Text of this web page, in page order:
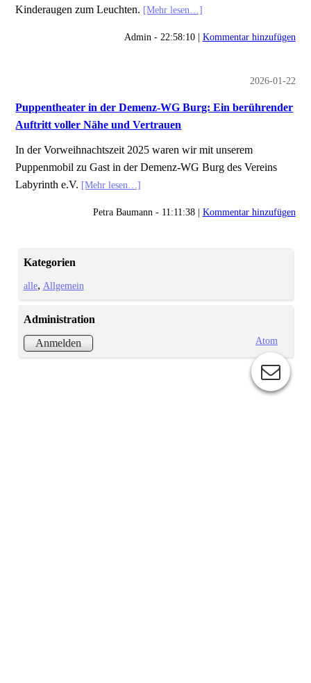
Kinderaugen zum Leuchten. [Mehr lesen…]
Admin - 22:58:10 | Kommentar hinzufügen
2026-01-22
Puppentheater in der Demenz-WG Burg: Ein berührender
Auftritt voller Nähe und Vertrauen
In der Vorweihnachtszeit 2025 waren wir mit unserem
Puppenmobil zu Gast in der Demenz-WG Burg des Vereins
Labyrinth e.V. [Mehr lesen…]
Petra Baumann - 11:11:38 | Kommentar hinzufügen
Kategorien
alle Allgemein
Administration
Anmelden Atom